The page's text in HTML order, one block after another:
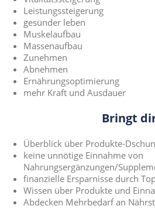
Leistungssteigerung
gesünder leben
Muskelaufbau
Massenaufbau
Zunehmen
Abnehmen
Ernährungsoptimierung
mehr Kraft und Ausdauer
Bringt
Überblick über Produkte-
keine unnötige Einnahme von
Nahrungsergänzungen/
finanzielle Ersparnisse durch
Wissen über Produkte und
Abdecken Mehrbedarf an